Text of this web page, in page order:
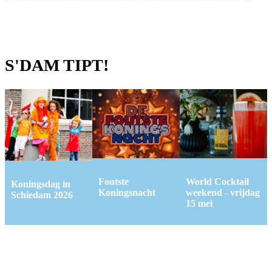
S'DAM TIPT!
Koningsdag in
Schiedam 2026
Foutste
Koningsnacht
World Cocktail
weekend - vrijdag
15 mei